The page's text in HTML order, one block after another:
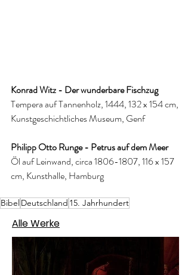
Konrad Witz - Der wunderbare Fischzug
Tempera auf Tannenholz, 1444, 132 x 154 cm,
Kunstgeschichtliches Museum, Genf
Philipp Otto Runge - Petrus auf dem Meer
Öl auf Leinwand, circa 1806-1807, 116 x 157
cm, Kunsthalle, Hamburg
BibelDeutschland 15. Jahrhundert
Alle Werke